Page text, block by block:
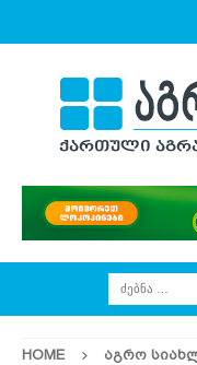
HOME ᲐᲒᲠᲝ